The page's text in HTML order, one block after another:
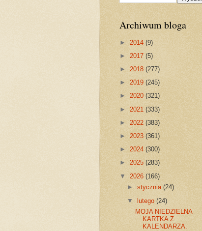
Archiwum bloga
► 2014 (9)
► 2017 (5)
► 2018 (277)
► 2019 (245)
► 2020 (321)
► 2021 (333)
► 2022 (383)
► 2023 (361)
► 2024 (300)
► 2025 (283)
▼ 2026 (166)
►stycznia(24)
▼lutego(24)
MOJA NIEDZIELNA
KARTKA Z
KALENDARZA.